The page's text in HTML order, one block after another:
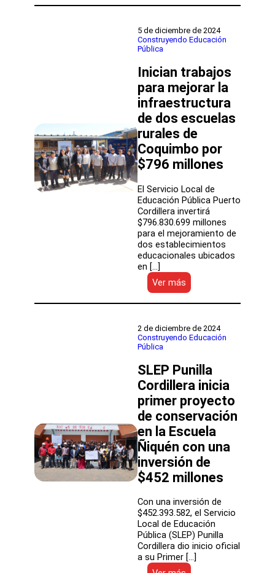
DEP
financiamiento
para
reconstrucción
de
la
Escuela
Básica
Elena
Müller
5 de diciembre de 2024
Construyendo Educación
Pública
Inician trabajos
para mejorar la
infraestructura
de dos escuelas
rurales de
Coquimbo por
$796 millones
El Servicio Local de
Educación Pública Puerto
Cordillera invertirá
$796.830.699 millones
para el mejoramiento de
dos establecimientos
educacionales ubicados
en […]
Ver más
Inician
trabajos
mejorar
la
dos
escuelas
rurales
de
Coquimbo
$796
millones
2 de diciembre de 2024
Construyendo Educación
Pública
SLEP Punilla
Cordillera inicia
primer proyecto
de conservación
en la Escuela
Ñiquén con una
inversión de
$452 millones
Con una inversión de
$452.393.582, el Servicio
Local de Educación
Pública (SLEP) Punilla
Cordillera dio inicio oficial
a su Primer […]